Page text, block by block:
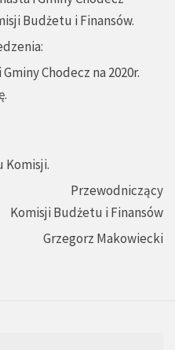
Budżetu i Finansów.
Chodecz na 2020r.
Komisji.
Przewodniczący
Komisji Budżetu i Finansów
Grzegorz Makowiecki